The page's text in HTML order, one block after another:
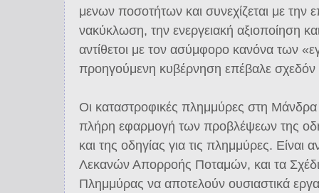
με­νων πο­σο­τή­των και συ­νε­χί­ζε­ται με
να­κύ­κλω­ση, την ε­νερ­γεια­κή α­ξιο­ποίη­ση
αντίθετοι με τον ασύμφορο κανόνα των
προηγούμενη κυβέρνηση επέβαλε
Οι καταστροφικές πλημμύρες στη Μάνδρα
πλήρη εφαρμογή των προβλέψεων της
και της οδηγίας για τις πλημμύρες. Είναι
Λεκανών Απορροής Ποταμών, και τα
Πλημμύρας να αποτελούν ουσιαστικά